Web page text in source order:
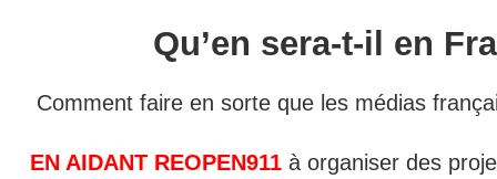
Qu’en sera-t-il en
Comment faire en sorte que les médias
EN AIDANT REOPEN911à organiser des